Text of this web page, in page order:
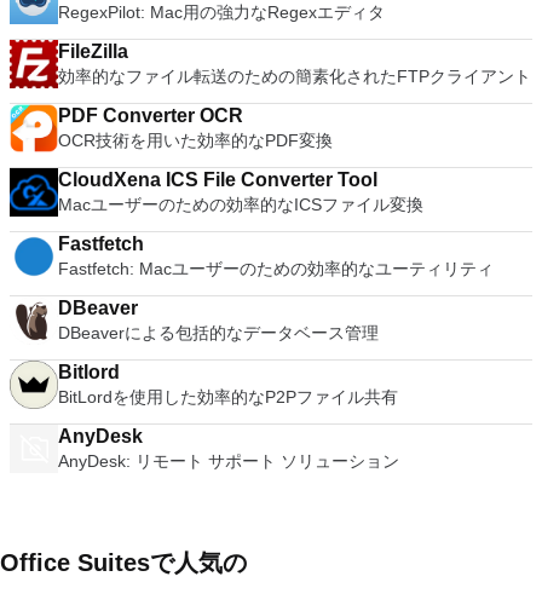
RegexPilot: Mac用の強力なRegexエディタ
FileZilla
効率的なファイル転送のための簡素化されたFTPクライアント
PDF Converter OCR
OCR技術を用いた効率的なPDF変換
CloudXena ICS File Converter Tool
Macユーザーのための効率的なICSファイル変換
Fastfetch
Fastfetch: Macユーザーのための効率的なユーティリティ
DBeaver
DBeaverによる包括的なデータベース管理
Bitlord
BitLordを使用した効率的なP2Pファイル共有
AnyDesk
AnyDesk: リモート サポート ソリューション
Office Suitesで人気の